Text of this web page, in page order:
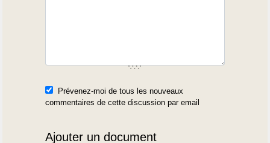
Prévenez-moi de tous les nouveaux
commentaires de cette discussion par email
Ajouter un document